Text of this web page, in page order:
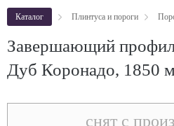
Каталог Плинтуса и пороги
Завершающий
Дуб Коронадо, 1850
снят с